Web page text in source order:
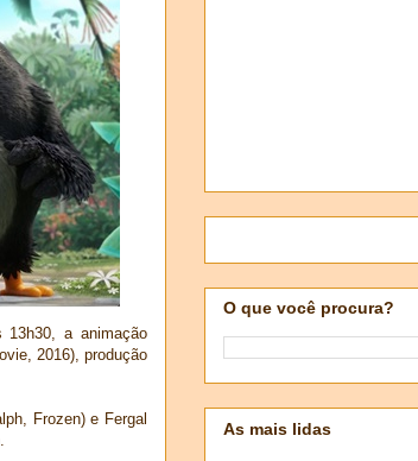
a animação
2016), produção
Frozen) e Fergal
O que você procura?
As mais lidas